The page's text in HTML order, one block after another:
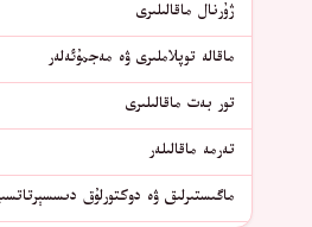
ژۇرنال ماقالىلىرى
ماقالە توپلاملىرى ۋە مەجمۇئەلەر
تور بەت ماقالىلىرى
تەرمە ماقالىلەر
ماگىستىرلىق ۋە دوكتورلۇق